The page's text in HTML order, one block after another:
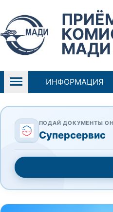
МАДИ
ИНФОРМАЦИЯ
ПОДАЙ ДОКУМЕНТЫ
Суперсервис